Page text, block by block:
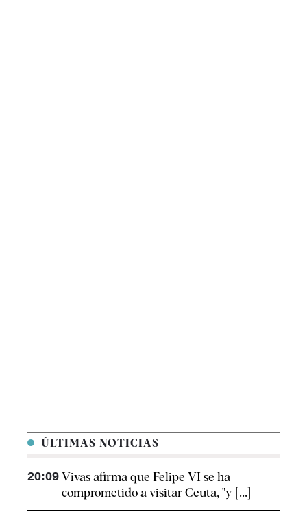
ÚLTIMAS NOTICIAS
20:09 Vivas afirma que Felipe VI se ha
comprometido a visitar Ceuta, "y [...]